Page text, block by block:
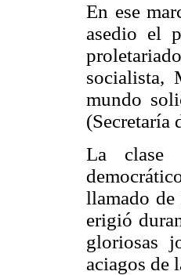
En ese
asedio el
socialista,
mundo
(Secretaría
La clase
llamado
erigió
gloriosas
aciagos de